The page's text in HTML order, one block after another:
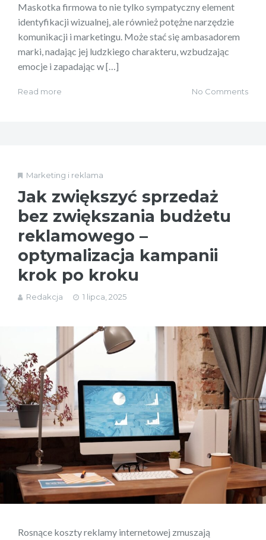
Maskotka firmowa to nie tylko sympatyczny element
identyfikacji wizualnej, ale również potężne narzędzie
komunikacji i marketingu. Może stać się ambasadorem
marki, nadając jej ludzkiego charakteru, wzbudzając
emocje i zapadając w […]
Read more No Comments
Marketing i reklama
Jak zwiększyć sprzedaż
bez zwiększania budżetu
reklamowego –
optymalizacja kampanii
krok po kroku
Redakcja 1 lipca, 2025
Rosnące koszty reklamy internetowej zmuszają